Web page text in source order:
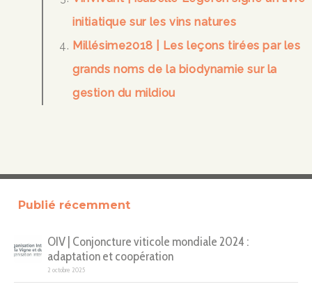
initiatique sur les vins natures
Millésime2018 | Les leçons tirées par les
grands noms de la biodynamie sur la
gestion du mildiou
Publié récemment
OIV | Conjoncture viticole mondiale 2024 :
adaptation et coopération
2 octobre 2025